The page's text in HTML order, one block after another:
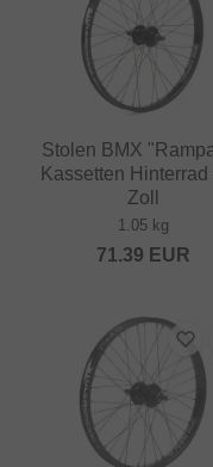
Stolen BMX
Kassetten Hinterrad
Zoll
1.05 kg
71.39 EUR